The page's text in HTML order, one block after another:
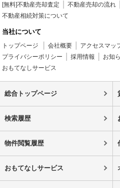
[無料]不動産売却査定
不動産売却の流れ
不動産相続対策について
当社について
トップページ 会社概要 アクセスマッ
プライバシーポリシー
採用情報 お知
おもてなしサービス
総合トップページ
検索履歴
物件閲覧履歴
おもてなしサービス